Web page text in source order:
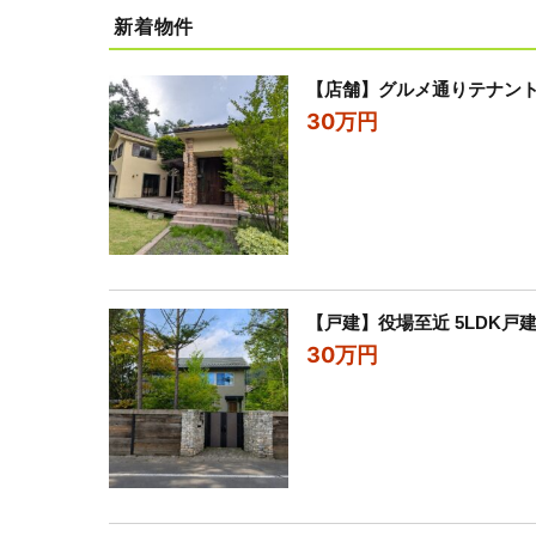
新着物件
【店舗】グルメ通りテナント
30万円
【戸建】役場至近 5LDK戸建
30万円